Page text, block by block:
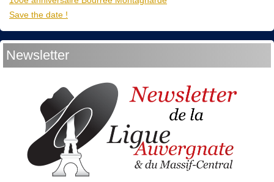
Save the date !
Newsletter